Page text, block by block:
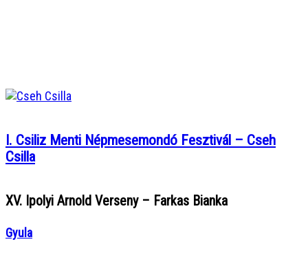
I. Csiliz Menti Népmesemondó Fesztivál – Cseh
Csilla
XV. Ipolyi Arnold Verseny – Farkas Bianka
Gyula